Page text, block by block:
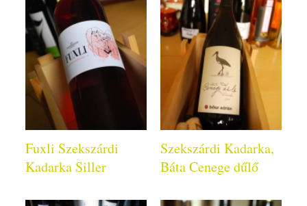
Fuxli Szekszárdi
Kadarka Siller
Szekszárdi Kadarka,
Báta Cenege dűlő